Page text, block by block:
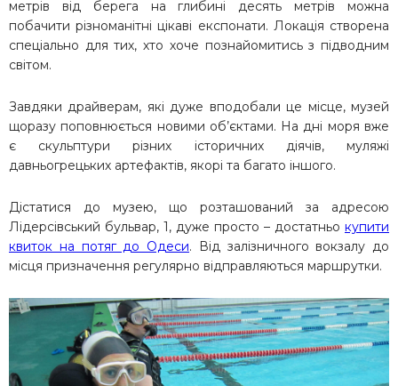
метрів від берега на глибині десять метрів можна
побачити різноманітні цікаві експонати. Локація створена
спеціально для тих, хто хоче познайомитись з підводним
світом.
Завдяки драйверам, які дуже вподобали це місце, музей
щоразу поповнюється новими об’єктами. На дні моря вже
є скульптури різних історичних діячів, муляжі
давньогрецьких артефактів, якорі та багато іншого.
Дістатися до музею, що розташований за адресою
Лідерсівський бульвар, 1, дуже просто – достатньо купити
квиток на потяг до Одеси. Від залізничного вокзалу до
місця призначення регулярно відправляються маршрутки.